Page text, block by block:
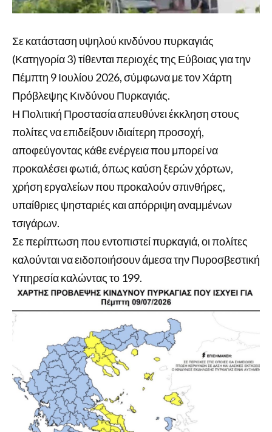
Σε κατάσταση υψηλού κινδύνου πυρκαγιάς
(Κατηγορία 3) τίθενται περιοχές της Εύβοιας για την
Πέμπτη 9 Ιουλίου 2026, σύμφωνα με τον Χάρτη
Πρόβλεψης Κινδύνου Πυρκαγιάς.
Η Πολιτική Προστασία απευθύνει έκκληση στους
πολίτες να επιδείξουν ιδιαίτερη προσοχή,
αποφεύγοντας κάθε ενέργεια που μπορεί να
προκαλέσει φωτιά, όπως καύση ξερών χόρτων,
χρήση εργαλείων που προκαλούν σπινθήρες,
υπαίθριες ψησταριές και απόρριψη αναμμένων
τσιγάρων.
Σε περίπτωση που εντοπιστεί πυρκαγιά, οι πολίτες
καλούνται να ειδοποιήσουν άμεσα την Πυροσβεστική
Υπηρεσία καλώντας το 199.